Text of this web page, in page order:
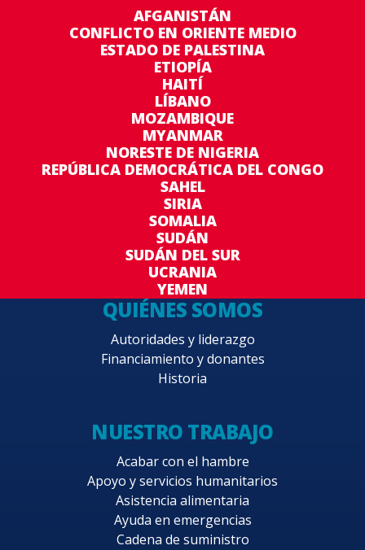
AFGANISTÁN
CONFLICTO EN ORIENTE MEDIO
ESTADO DE PALESTINA
ETIOPÍA
HAITÍ
LÍBANO
MOZAMBIQUE
MYANMAR
NORESTE DE NIGERIA
REPÚBLICA DEMOCRÁTICA DEL CONGO
SAHEL
SIRIA
SOMALIA
SUDÁN
SUDÁN DEL SUR
UCRANIA
YEMEN
QUIÉNES SOMOS
Autoridades y liderazgo
Financiamiento y donantes
Historia
NUESTRO TRABAJO
Acabar con el hambre
Apoyo y servicios humanitarios
Asistencia alimentaria
Ayuda en emergencias
Cadena de suministro